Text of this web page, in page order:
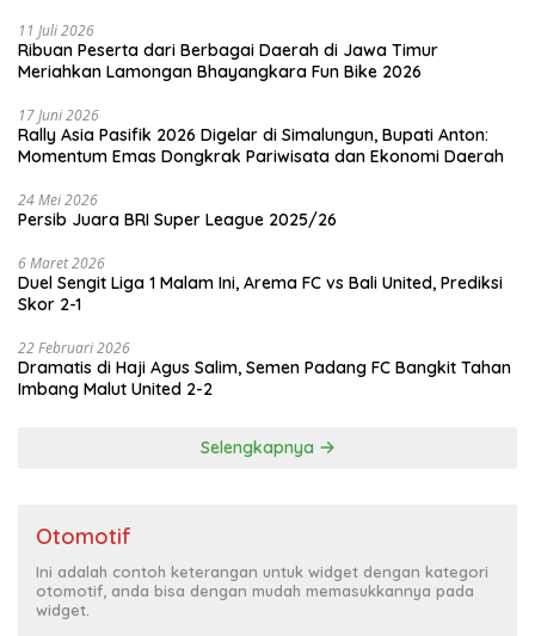
11 Juli 2026
Ribuan Peserta dari Berbagai Daerah di Jawa Timur
Meriahkan Lamongan Bhayangkara Fun Bike 2026
17 Juni 2026
Rally Asia Pasifik 2026 Digelar di Simalungun, Bupati Anton:
Momentum Emas Dongkrak Pariwisata dan Ekonomi Daerah
24 Mei 2026
Persib Juara BRI Super League 2025/26
6 Maret 2026
Duel Sengit Liga 1 Malam Ini, Arema FC vs Bali United, Prediksi
Skor 2-1
22 Februari 2026
Dramatis di Haji Agus Salim, Semen Padang FC Bangkit Tahan
Imbang Malut United 2-2
Selengkapnya
Otomotif
Ini adalah contoh keterangan untuk widget dengan kategori
otomotif, anda bisa dengan mudah memasukkannya pada
widget.